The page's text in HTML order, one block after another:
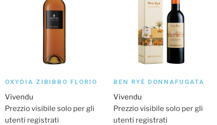
OXYDIA ZIBIBBO FLORIO
Vivendu
Prezzio visibile solo per gli
utenti registrati
BEN RYÈ DONNAFUGATA
Vivendu
Prezzio visibile solo per gli
utenti registrati